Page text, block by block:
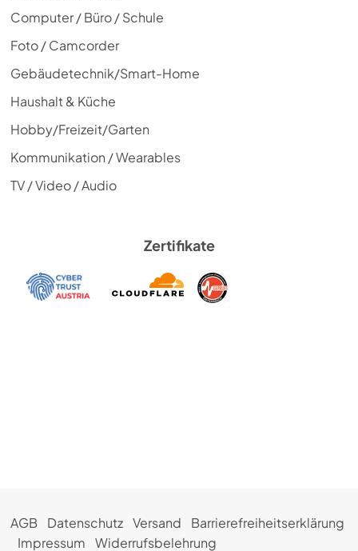
Computer / Büro / Schule
Foto / Camcorder
Gebäudetechnik/Smart-Home
Haushalt & Küche
Hobby/Freizeit/Garten
Kommunikation / Wearables
TV / Video / Audio
Zertifikate
AGB Datenschutz Versand
Barrierefreiheitserklärung
Impressum
Widerrufsbelehrung